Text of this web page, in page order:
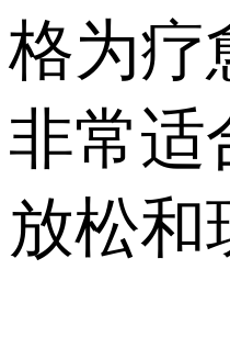
格为疗
非常适
放松和